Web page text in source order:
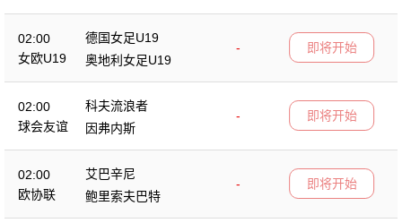
02:00
女欧U19
德国女足U19
-
奥地利女足U19
即将开始
02:00
球会友谊
科夫流浪者
-
因弗内斯
即将开始
02:00
欧协联
艾巴辛尼
-
鲍里索夫巴特
即将开始